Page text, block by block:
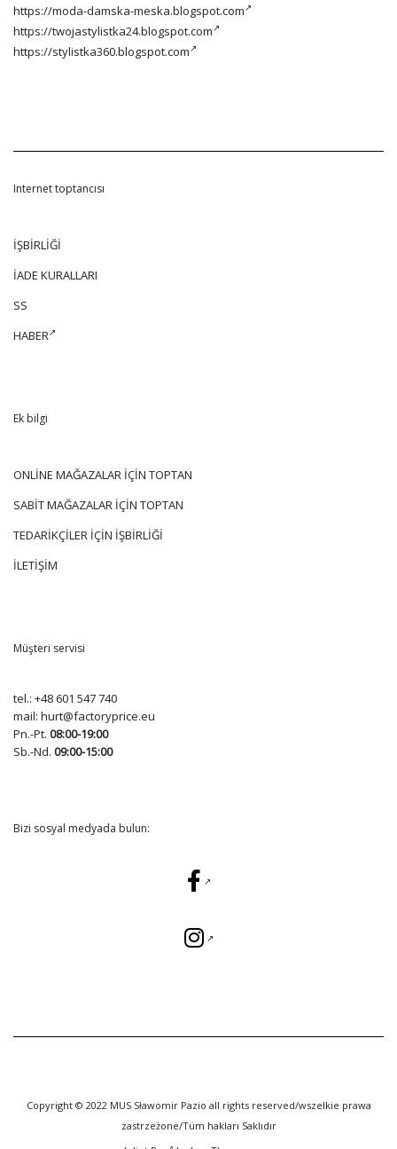
https://moda-damska-meska.blogspot.com
https://twojastylistka24.blogspot.com
https://stylistka360.blogspot.com
Internet toptancısı
İŞBİRLİĞİ
İADE KURALLARI
SS
HABER
Ek bilgi
ONLİNE MAĞAZALAR İÇİN TOPTAN
SABİT MAĞAZALAR İÇİN TOPTAN
TEDARİKÇİLER İÇİN İŞBİRLİĞİ
İLETİŞİM
Müşteri servisi
tel.: +48 601 547 740
mail: hurt@factoryprice.eu
Pn.-Pt. 08:00-19:00
Sb.-Nd. 09:00-15:00
Bizi sosyal medyada bulun:
Copyright © 2022 MUS Sławomir Pazio all rights reserved/wszelkie prawa
zastrzeżone/Tüm hakları Saklıdır